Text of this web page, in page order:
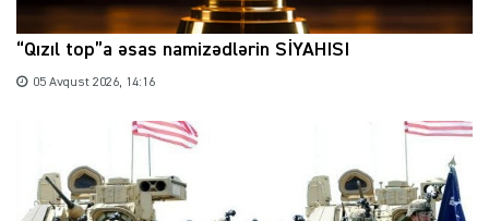
“Qızıl top”a əsas namizədlərin SİYAHISI
05 Avqust 2026, 14:16